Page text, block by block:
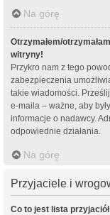
Na górę
Otrzymałem/
witryny!
Przykro nam z tego
zabezpieczenia
takie wiadomości.
e-maila – ważne, aby
informacje o nadawcy.
odpowiednie działania.
Na górę
Przyjaciele i
Co to jest lista